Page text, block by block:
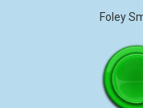
Foley